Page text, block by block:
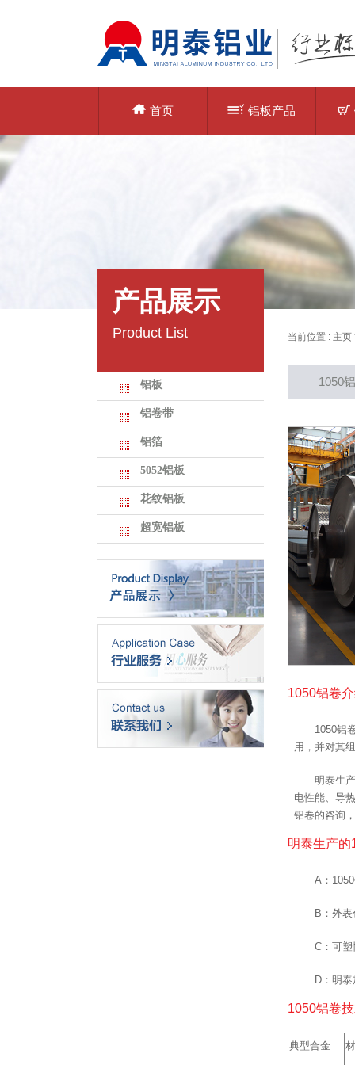
首页 铝板产品
产品展示
Product List
铝板
铝卷带
铝箔
5052铝板
花纹铝板
超宽铝板
当前位置 : 主页
1050
1050铝卷
1050铝
用，并对其
明泰生
电性能、导
铝卷的咨询
明泰生产的
A：
B：外
C：可塑
D：明
1050铝卷
典型合金